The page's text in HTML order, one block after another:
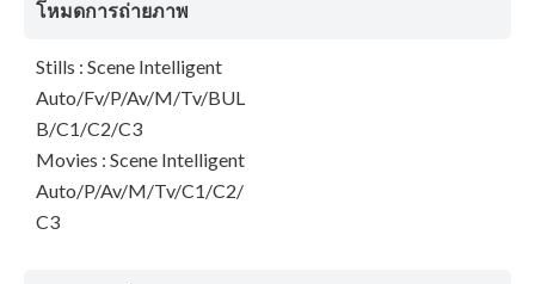
โหมดการถ่ายภาพ
Stills : Scene Intelligent
Auto/Fv/P/Av/M/Tv/BUL
B/C1/C2/C3
Movies : Scene Intelligent
Auto/P/Av/M/Tv/C1/C2/
C3